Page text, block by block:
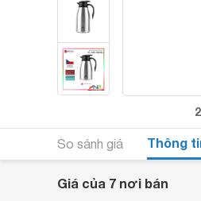
So sánh giá Thông
Giá của 7 nơi bán